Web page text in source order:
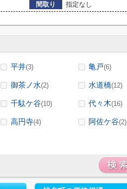
間取り
指定なし
平井(3) 亀戸(6)
御茶ノ水(2) 水道橋(12)
千駄ケ谷(10) 代々木(16)
高円寺(4) 阿佐ケ谷(2)